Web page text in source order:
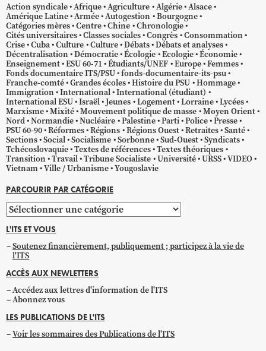
Action syndicale Afrique Agriculture Algérie Alsace
Amérique Latine Armée Autogestion
Bourgogne
Catégories mères Centre Chine Chronologie
Cités universitaires Classes sociales Congrès Consommation
Crise Cuba Culture Culture Débats Débats et analyses
Décentralisation Démocratie Écologie Ecologie Économie
Enseignement ESU 60-71 Étudiants/UNEF Europe Femmes
Fonds documentaire ITS/PSU fonds-documentaire-its-psu
Franche-comté Grandes écoles Histoire du PSU Hommage
Immigration International International (étudiant)
International ESU Israël Jeunes Logement Lorraine Lycées
Marxisme Mixité Mouvement politique de masse Moyen Orient
Nord Normandie Nucléaire Palestine Parti Police Presse
PSU 60-90 Réformes Régions Régions Ouest Retraites Santé
Sections Social Socialisme Sorbonne Sud-Ouest Syndicats
Tchécoslovaquie Textes de références Textes théoriques
Transition Travail Tribune Socialiste Université URSS VIDEO
Vietnam Ville / Urbanisme Yougoslavie
PARCOURIR PAR CATÉGORIE
Parcourir
par
catégorie
L'ITS ET VOUS
Soutenez financièrement, publiquement ; participez à la vie de
l'ITS
ACCÈS AUX NEWLETTERS
Accédez aux lettres d'information de l'ITS
Abonnez vous
LES PUBLICATIONS DE L'ITS
Voir les sommaires des Publications de l'ITS